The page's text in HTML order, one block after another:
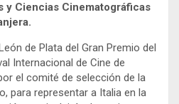
y Ciencias Cinematográficas
de Plata del Gran Premio del
Internacional de Cine de
el comité de selección de la
para representar a Italia en la